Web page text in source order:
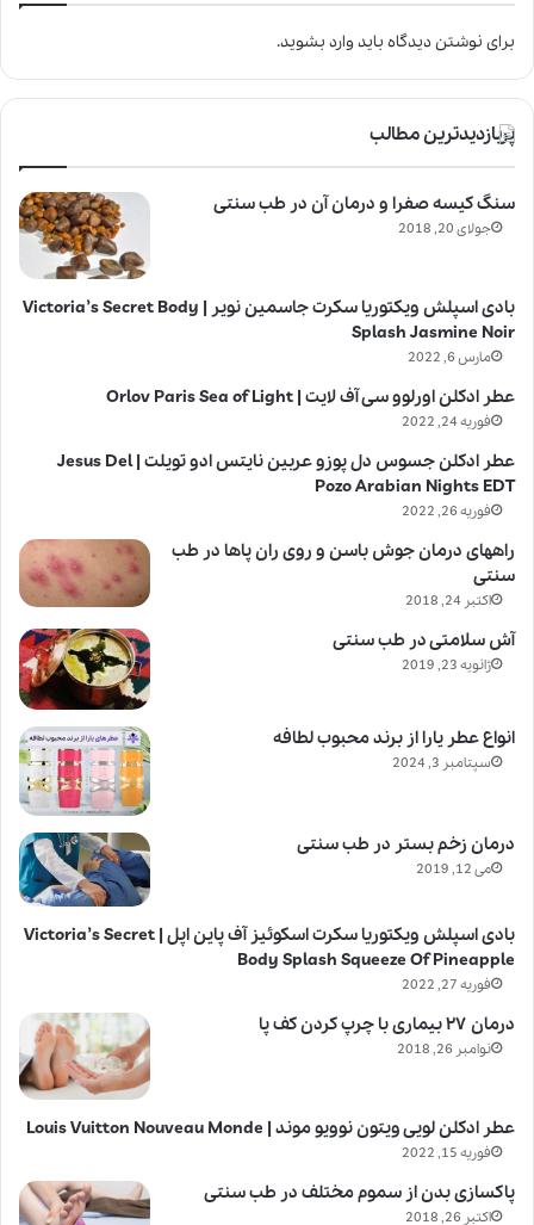
برای نوشتن دیدگاه بایدوارد بشوید.
پربازدیدترین مطالب
سنگ کیسه صفرا و درمان آن در طب سنتی
جولای 20, 2018
بادی اسپلش ویکتوریا سکرت جاسمین نویر | Victoria’s Secret Body
Splash Jasmine Noir
مارس 6, 2022
عطر ادکلن اورلوو سی آف لایت | Orlov Paris Sea of Light
فوریه 24, 2022
عطر ادکلن جسوس دل پوزو عربین نایتس ادو تویلت | Jesus Del
Pozo Arabian Nights EDT
فوریه 26, 2022
راههای درمان جوش باسن و روی ران پاها در طب
سنتی
اکتبر 24, 2018
آش سلامتی در طب سنتی
ژانویه 23, 2019
انواع عطر یارا از برند محبوب لطافه
سپتامبر 3, 2024
درمان زخم بستر در طب سنتی
می 12, 2019
بادی اسپلش ویکتوریا سکرت اسکوئیز آف پاین اپل | Victoria’s Secret
Body Splash Squeeze Of Pineapple
فوریه 27, 2022
درمان ۲۷ بیماری با چرپ کردن کف پا
نوامبر 26, 2018
عطر ادکلن لویی ویتون نوویو موند | Louis Vuitton Nouveau Monde
فوریه 15, 2022
پاکسازی بدن از سموم مختلف در طب سنتی
اکتبر 26, 2018